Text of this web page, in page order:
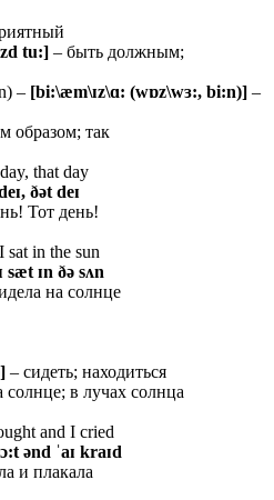
zd tu:] – быть должным;
– [bi:\æm\ɪz\ɑ: (wɒz\wɜ:, bi:n)] –
образом; так
that day
ðət deɪ
Тот день!
sat in the sun
sæt ɪn ðə sʌn
на солнце
– сидеть; находиться
солнце; в лучах солнца
and I cried
ɔ:t ənd ˈaɪ kraɪd
и плакала